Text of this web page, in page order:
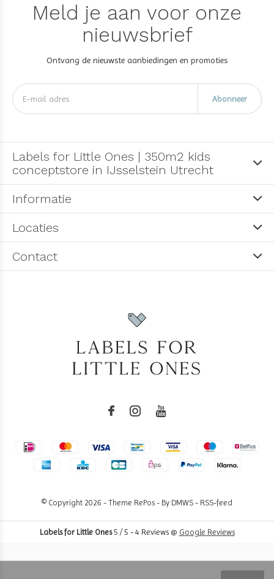
Meld je aan voor onze
nieuwsbrief
Ontvang de nieuwste aanbiedingen en promoties
Abonneer
Labels for Little Ones | 350m2 kids
conceptstore in IJsselstein Utrecht
Informatie
Locaties
Contact
© Copyright 2026 - Theme RePos - By DMWS - RSS-feed
Labels for Little Ones5 / 5 - 4 Reviews @ Google Reviews